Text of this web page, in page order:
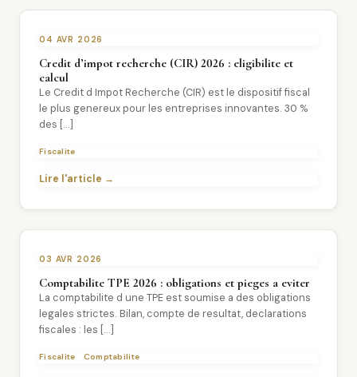
04 AVR 2026
Credit d’impot recherche (CIR) 2026 : eligibilite et
calcul
Le Credit d Impot Recherche (CIR) est le dispositif fiscal
le plus genereux pour les entreprises innovantes. 30 %
des […]
Fiscalite
Lire l'article →
03 AVR 2026
Comptabilite TPE 2026 : obligations et pieges a eviter
La comptabilite d une TPE est soumise a des obligations
legales strictes. Bilan, compte de resultat, declarations
fiscales : les […]
Fiscalite Comptabilite